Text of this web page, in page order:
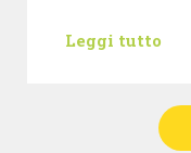
Leggi tutto